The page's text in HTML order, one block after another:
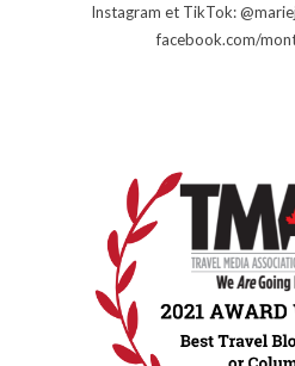
Instagram et TikTok:
facebook.com/